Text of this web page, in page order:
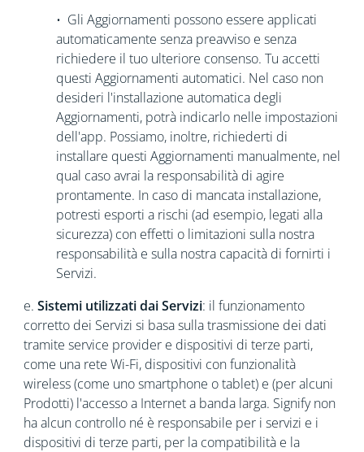
• Gli Aggiornamenti possono essere applicati
automaticamente senza preavviso e senza
richiedere il tuo ulteriore consenso. Tu accetti
questi Aggiornamenti automatici. Nel caso non
desideri l'installazione automatica degli
Aggiornamenti, potrà indicarlo nelle impostazioni
dell'app. Possiamo, inoltre, richiederti di
installare questi Aggiornamenti manualmente, nel
qual caso avrai la responsabilità di agire
prontamente. In caso di mancata installazione,
potresti esporti a rischi (ad esempio, legati alla
sicurezza) con effetti o limitazioni sulla nostra
responsabilità e sulla nostra capacità di fornirti i
Servizi.
e. Sistemi utilizzati dai Servizi: il funzionamento
corretto dei Servizi si basa sulla trasmissione dei dati
tramite service provider e dispositivi di terze parti,
come una rete Wi-Fi, dispositivi con funzionalità
wireless (come uno smartphone o tablet) e (per alcuni
Prodotti) l'accesso a Internet a banda larga. Signify non
ha alcun controllo né è responsabile per i servizi e i
dispositivi di terze parti, per la compatibilità e la